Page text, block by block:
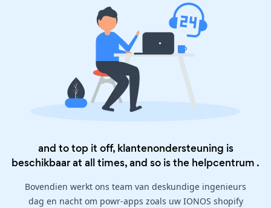
and to top it off, klantenondersteuning is
beschikbaar at all times, and so is the helpcentrum .
Bovendien werkt ons team van deskundige ingenieurs
dag en nacht om powr-apps zoals uw IONOS shopify